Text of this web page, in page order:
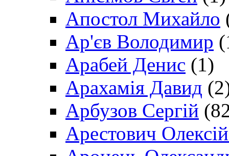
Апостол Михайло
Ар'єв Володимир
Арабей Денис (1)
Арахамія Давид
Арбузов Сергій
Арестович